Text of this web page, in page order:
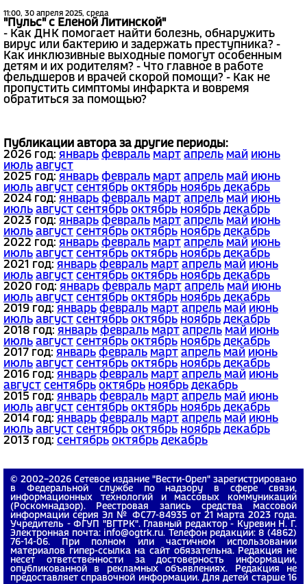
11:00, 30 апреля 2025, среда
"Пульс" с Еленой Литинской"
- Как ДНК помогает найти болезнь, обнаружить
вирус или бактерию и задержать преступника? -
Как инклюзивные выходные помогут особенным
детям и их родителям? - Что главное в работе
фельдшеров и врачей скорой помощи? - Как не
пропустить симптомы инфаркта и вовремя
обратиться за помощью?
Публикации автора за другие периоды:
2026 год: январь февраль март апрель май июнь
июль август
2025 год: январь февраль март апрель май июнь
июль август сентябрь октябрь ноябрь декабрь
2024 год: январь февраль март апрель май июнь
июль август сентябрь октябрь ноябрь декабрь
2023 год: январь февраль март апрель май июнь
июль август сентябрь октябрь ноябрь декабрь
2022 год: январь февраль март апрель май июнь
июль август сентябрь октябрь ноябрь декабрь
2021 год: январь февраль март апрель май июнь
июль август сентябрь октябрь ноябрь декабрь
2020 год: январь февраль март апрель май июнь
июль август сентябрь октябрь ноябрь декабрь
2019 год: январь февраль март апрель май июнь
июль август сентябрь октябрь ноябрь декабрь
2018 год: январь февраль март апрель май июнь
июль август сентябрь октябрь ноябрь декабрь
2017 год: январь февраль март апрель май июнь
июль август сентябрь октябрь ноябрь декабрь
2016 год: январь февраль март апрель май июнь
август сентябрь октябрь ноябрь декабрь
2015 год: январь февраль март апрель май июнь
июль август сентябрь октябрь ноябрь декабрь
2014 год: январь февраль март апрель май июнь
июль август сентябрь октябрь ноябрь декабрь
2013 год: сентябрь октябрь декабрь
© 2002−2026 Сетевое издание "Вести-Орел" зарегистрировано
в Федеральной службе по надзору в сфере связи,
информационных технологий и массовых коммуникаций
(Роскомнадзор). Реестровая запись средства массовой
информации серия Эл № ФС77-84935 от 21 марта 2023 года.
Учредитель - ФГУП "ВГТРК". Главный редактор - Куревин Н. Г.
Электронная почта: info@ogtrk.ru. Телефон редакции: 8 (4862)
76-14-06. При полном или частичном использовании
материалов гипер-ссылка на сайт обязательна. Редакция не
несет ответственности за достоверность информации,
опубликованной в рекламных объявлениях. Редакция не
предоставляет справочной информации. Для детей старше 16